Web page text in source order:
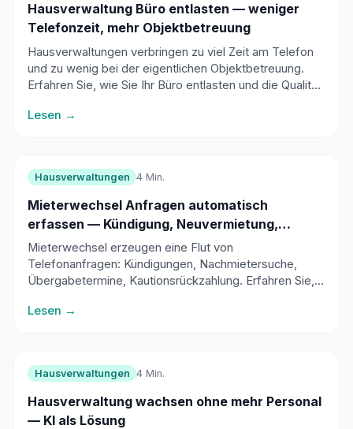
Hausverwaltung Büro entlasten — weniger
Telefonzeit, mehr Objektbetreuung
Hausverwaltungen verbringen zu viel Zeit am Telefon
und zu wenig bei der eigentlichen Objektbetreuung.
Erfahren Sie, wie Sie Ihr Büro entlasten und die Qualität
Lesen →
Hausverwaltungen 4 Min.
Mieterwechsel Anfragen automatisch
erfassen — Kündigung, Neuvermietung,
Übergabe
Mieterwechsel erzeugen eine Flut von
Telefonanfragen: Kündigungen, Nachmietersuche,
Übergabetermine, Kautionsrückzahlung. Erfahren Sie,
Lesen →
Hausverwaltungen 4 Min.
Hausverwaltung wachsen ohne mehr Personal
— KI als Lösung